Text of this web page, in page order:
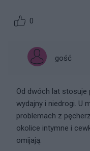
0
gość
Od dwóch lat stosuje
wydajny i niedrogi. U
problemach z
okolice intymne i
omijają.